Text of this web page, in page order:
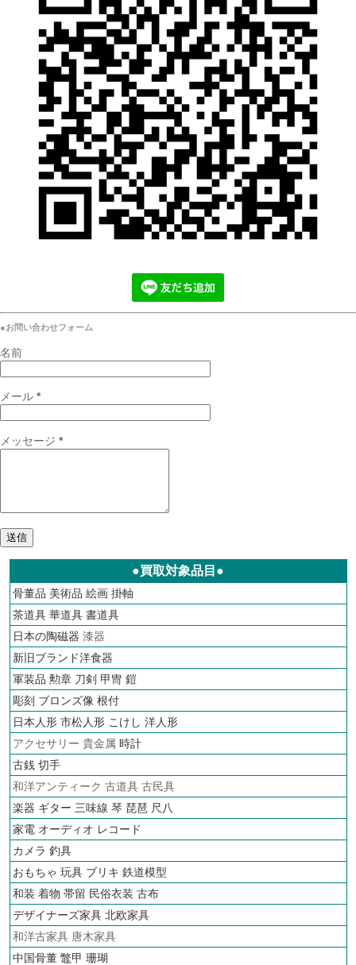
●お問い合わせフォーム
名前
メール *
メッセージ *
●買取対象品目●
骨董品 美術品 絵画 掛軸
茶道具 華道具 書道具
日本の陶磁器 漆器
新旧ブランド洋食器
軍装品 勲章 刀剣 甲冑 鎧
彫刻 ブロンズ像 根付
日本人形 市松人形 こけし 洋人形
アクセサリー 貴金属 時計
古銭 切手
和洋アンティーク 古道具 古民具
楽器 ギター 三味線 琴 琵琶 尺八
家電 オーディオ レコード
カメラ 釣具
おもちゃ 玩具 ブリキ 鉄道模型
和装 着物 帯留 民俗衣装 古布
デザイナーズ家具 北欧家具
和洋古家具 唐木家具
中国骨董 鼈甲 珊瑚